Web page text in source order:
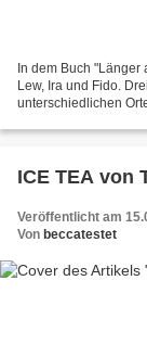
In dem Buch "Länger
Lew, Ira und Fido.
unterschiedlichen
ICE TEA von
Veröffentlicht am
Von beccatestet